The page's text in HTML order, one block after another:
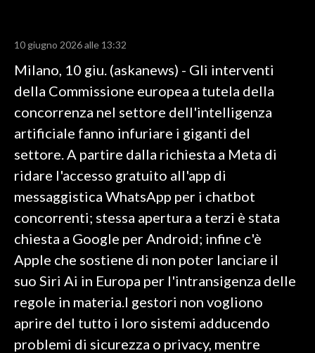
RISULTATI E CLASSIFICHE
CALCIO
CALCIO REGIONALE
BASKET
VOLLEY
MOTORI
TENNIS
ALTRI SPORT
SPETTACOLI
GOSSIP
SALUTE
10 giugno 2026 alle 13:32
Milano, 10 giu. (askanews) - Gli interventi
della Commissione europea a tutela della
concorrenza nel settore dell'intelligenza
artificiale fanno infuriare i giganti del
settore. A partire dalla richiesta a Meta di
ridare l'accesso gratuito all'app di
messaggistica WhatsApp per i chatbot
concorrenti; stessa apertura a terzi è stata
chiesta a Google per Android; infine c'è
Apple che sostiene di non poter lanciare il
suo Siri Ai in Europa per l'intransigenza delle
regole in materia.I gestori non vogliono
aprire del tutto i loro sistemi adducendo
problemi di sicurezza o privacy, mentre